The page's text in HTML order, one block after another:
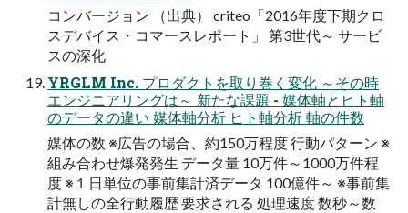
コンバージョン （出典） criteo「2016年度下期クロ
スデバイス・コマースレポート」 第3世代～ サービ
スの深化
YRGLM Inc. プロダクトを取り巻く変化 ～その時
エンジニアリングは～ 新たな課題 - 媒体軸とヒト軸
のデータの違い 媒体軸分析 ヒト軸分析 軸の件数
媒体の数 ※広告の場合、約150万程度 行動パターン ※
組み合わせ爆発発生 データ量 10万件～1000万件程
度 ※１日単位の事前集計済データ 100億件～ ※事前集
計無しの全行動履歴 要求される 処理速度 数秒～数